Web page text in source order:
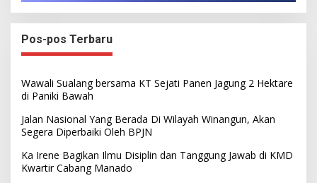
Pos-pos Terbaru
Wawali Sualang bersama KT Sejati Panen Jagung 2 Hektare
di Paniki Bawah
Jalan Nasional Yang Berada Di Wilayah Winangun, Akan
Segera Diperbaiki Oleh BPJN
Ka Irene Bagikan Ilmu Disiplin dan Tanggung Jawab di KMD
Kwartir Cabang Manado